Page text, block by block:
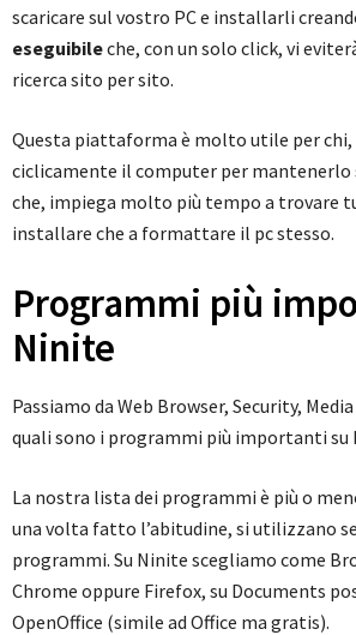
scaricare sul vostro PC e installarli
eseguibileche, con un solo click, vi
ricerca sito per sito.
Questa piattaforma è molto utile per
ciclicamente il computer per mantenerlo
che, impiega molto più tempo a trovare
installare che a formattare il pc stesso.
Programmi più
Ninite
Passiamo da Web Browser, Security,
quali sono i programmi più importanti su
La nostra lista dei programmi è più o
una volta fatto l’abitudine, si utilizzano
programmi. Su Ninite scegliamo come
Chrome oppure Firefox, su Documents
OpenOffice (simile ad Office ma gratis).